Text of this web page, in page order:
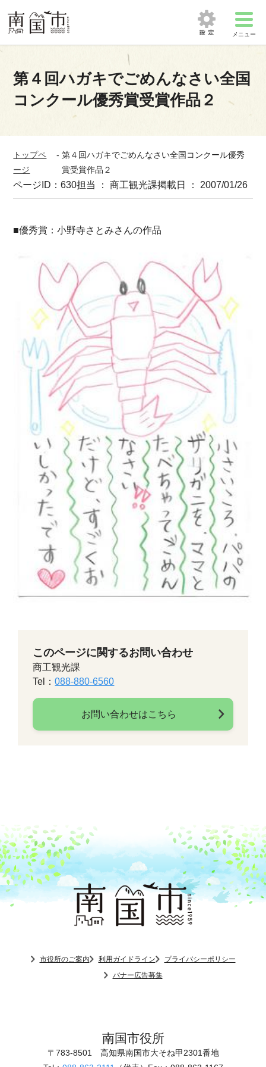
メニュー
第４回ハガキでごめんなさい全国
コンクール優秀賞受賞作品２
トップペ
ージ
-第４回ハガキでごめんなさい全国コンクール優秀
賞受賞作品２
ページID：630担当 ： 商工観光課掲載日 ： 2007/01/26
■優秀賞：小野寺さとみさんの作品
このページに関するお問い合わせ
商工観光課
Tel：088-880-6560
お問い合わせはこちら
市役所のご案内 利用ガイドライン
プライバシーポリシー
バナー広告募集
南国市役所
〒783-8501 高知県南国市大そね甲2301番地